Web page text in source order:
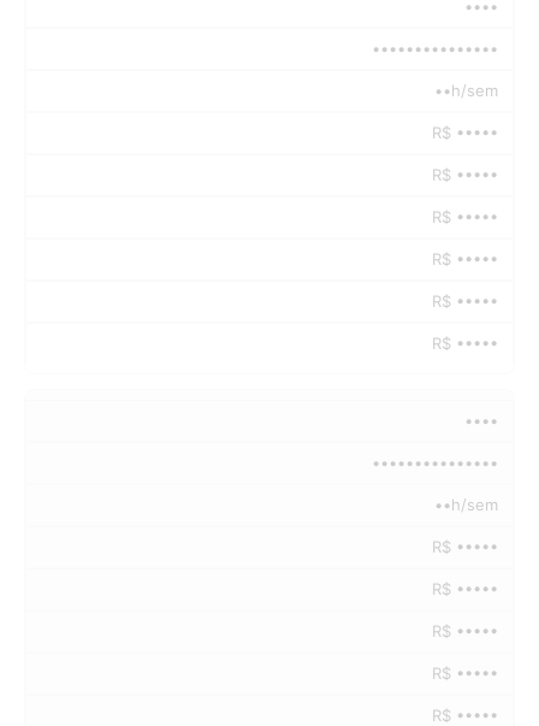
••••
•••••••••••••••
••h/sem
R$ •••••
R$ •••••
R$ •••••
R$ •••••
R$ •••••
R$ •••••
••••
•••••••••••••••
••h/sem
R$ •••••
R$ •••••
R$ •••••
R$ •••••
R$ •••••